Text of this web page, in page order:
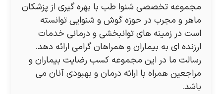
مجموعه تخصصی شنوا طب با بهره گیری از پزشکان
ماهر و مجرب در حوزه گوش و شنوایی توانسته
است در زمینه های توانبخشی و درمانی خدمات
ارزنده ای به بیماران و همراهان گرامی ارائه دهد.
رسالت ما در این مجموعه کسب رضایت بیماران و
مراجعین همراه با ارائه درمان و بهبودی آنان می
باشد.